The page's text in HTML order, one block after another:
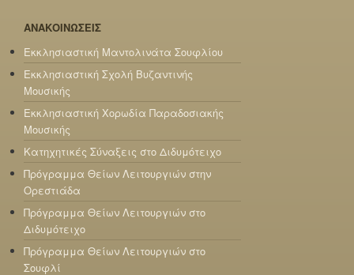
ΑΝΑΚΟΙΝΩΣΕΙΣ
Εκκλησιαστική Μαντολινάτα Σουφλίου
Εκκλησιαστική Σχολή Βυζαντινής
Μουσικής
Εκκλησιαστική Χορωδία Παραδοσιακής
Μουσικής
Κατηχητικές Σύναξεις στο Διδυμότειχο
Πρόγραμμα Θείων Λειτουργιών στην
Ορεστιάδα
Πρόγραμμα Θείων Λειτουργιών στο
Διδυμότειχο
Πρόγραμμα Θείων Λειτουργιών στο
Σουφλί